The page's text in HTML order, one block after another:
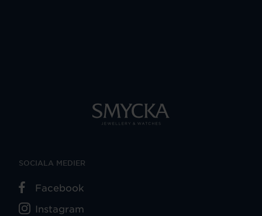
SOCIALA MEDIER
Facebook
Instagram